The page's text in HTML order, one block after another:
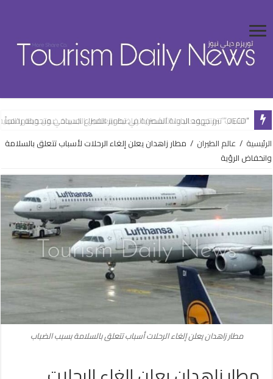
“الشباب” تفتتح فعاليات الأنشطة الرياضية بالعلمين الجديدة ضمن خطتها
الرئيسية / عالم الطيران / مطار زاهدان يعلن إلغاء الرحلات لأسباب تتعلق بالسلامة
وانخفاض الرؤية
مطار زاهدان يعلن إلغاء الرحلات أسباب تتعلق بالسلامة بسبب الضباب